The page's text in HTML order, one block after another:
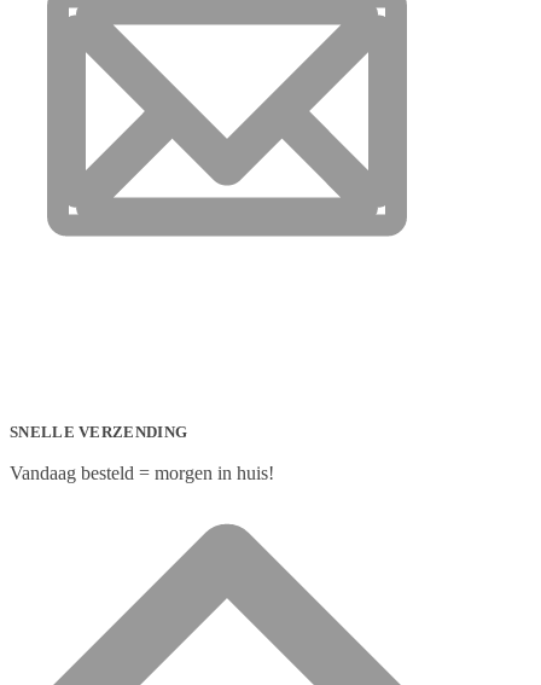
SNELLE VERZENDING
Vandaag besteld = morgen in huis!